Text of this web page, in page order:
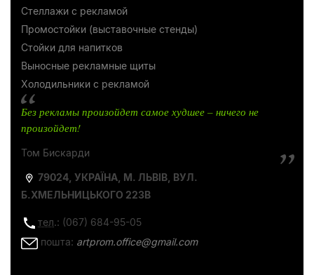
Стеллажи с рекламой
Промостойки (выставочные стенды)
Стойки для напитков
Выносные рекламные щиты
Холодильники с рекламой
Без рекламы произойдет самое худшее – ничего не
произойдет!
Том Бискарди
79024, УКРАЇНА, М. ЛЬВІВ, ВУЛ.
Б.ХМЕЛЬНИЦЬКОГО 223В
тел.: (067) 684-95-05
пошта: artprom.office@gmail.com